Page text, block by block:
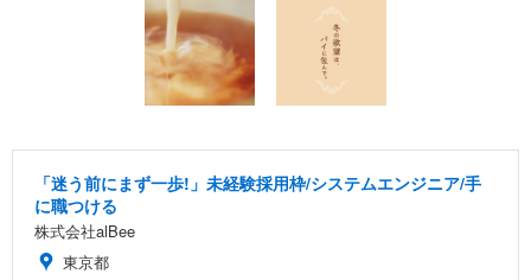
「迷う前にまず一歩!」未経験採用枠/システムエンジニア/手
に職つける
株式会社alBee
東京都